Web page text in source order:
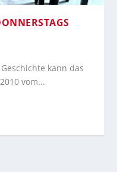
kann das
vom...